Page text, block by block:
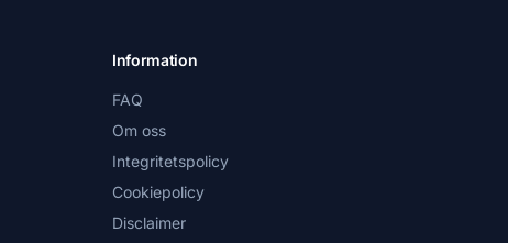
Information
FAQ
Om oss
Integritetspolicy
Cookiepolicy
Disclaimer